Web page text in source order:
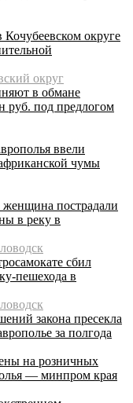
округе
округ
в обмане
руб. под предлогом
ввели
чумы
пострадали
в реку в
сбил
пешехода в
закона пресекла
за полгода
на розничных
— минпром края